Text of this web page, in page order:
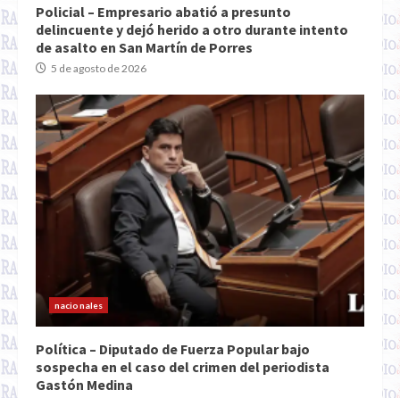
Policial – Empresario abatió a presunto
delincuente y dejó herido a otro durante intento
de asalto en San Martín de Porres
5 de agosto de 2026
nacionales
Política – Diputado de Fuerza Popular bajo
sospecha en el caso del crimen del periodista
Gastón Medina